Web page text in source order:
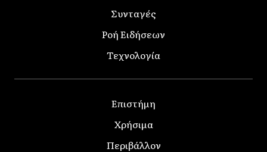
Συνταγές
Ροή Ειδήσεων
Τεχνολογία
Επιστήμη
Χρήσιμα
Περιβάλλον